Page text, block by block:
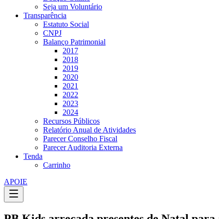
Seja um Voluntário
Transparência
Estatuto Social
CNPJ
Balanço Patrimonial
2017
2018
2019
2020
2021
2022
2023
2024
Recursos Públicos
Relatório Anual de Atividades
Parecer Conselho Fiscal
Parecer Auditoria Externa
Tenda
Carrinho
APOIE